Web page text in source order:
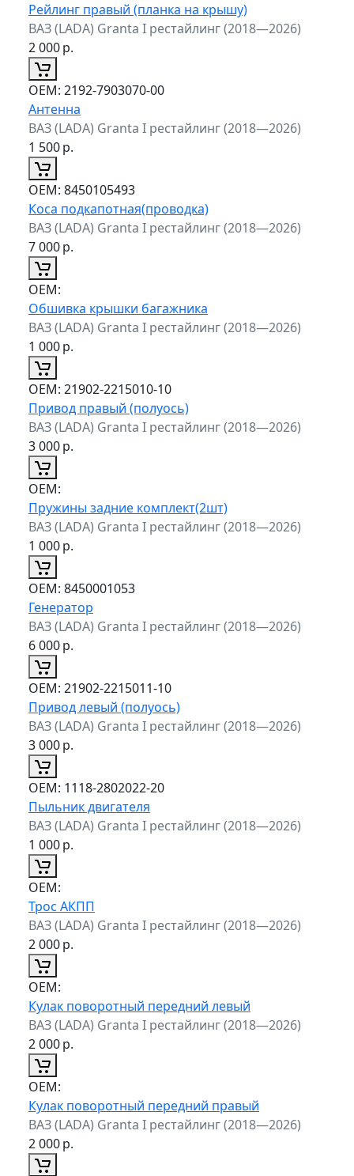
Рейлинг правый (планка на крышу)
ВАЗ (LADA) Granta I рестайлинг (2018—2026)
2 000р.
ОЕМ: 2192-7903070-00
Антенна
ВАЗ (LADA) Granta I рестайлинг (2018—2026)
1 500р.
ОЕМ: 8450105493
Коса подкапотная(проводка)
ВАЗ (LADA) Granta I рестайлинг (2018—2026)
7 000р.
ОЕМ:
Обшивка крышки багажника
ВАЗ (LADA) Granta I рестайлинг (2018—2026)
1 000р.
ОЕМ: 21902-2215010-10
Привод правый (полуось)
ВАЗ (LADA) Granta I рестайлинг (2018—2026)
3 000р.
ОЕМ:
Пружины задние комплект(2шт)
ВАЗ (LADA) Granta I рестайлинг (2018—2026)
1 000р.
ОЕМ: 8450001053
Генератор
ВАЗ (LADA) Granta I рестайлинг (2018—2026)
6 000р.
ОЕМ: 21902-2215011-10
Привод левый (полуось)
ВАЗ (LADA) Granta I рестайлинг (2018—2026)
3 000р.
ОЕМ: 1118-2802022-20
Пыльник двигателя
ВАЗ (LADA) Granta I рестайлинг (2018—2026)
1 000р.
ОЕМ:
Трос АКПП
ВАЗ (LADA) Granta I рестайлинг (2018—2026)
2 000р.
ОЕМ:
Кулак поворотный передний левый
ВАЗ (LADA) Granta I рестайлинг (2018—2026)
2 000р.
ОЕМ:
Кулак поворотный передний правый
ВАЗ (LADA) Granta I рестайлинг (2018—2026)
2 000р.